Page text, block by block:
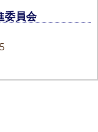
委員会